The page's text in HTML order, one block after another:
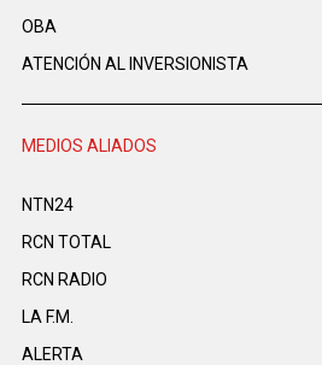
OBA
ATENCIÓN AL INVERSIONISTA
MEDIOS ALIADOS
NTN24
RCN TOTAL
RCN RADIO
LA F.M.
ALERTA